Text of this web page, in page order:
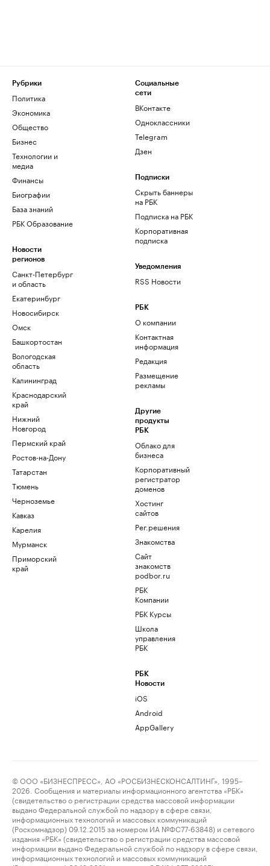
Рубрики
Политика
Экономика
Общество
Бизнес
Технологии и
медиа
Финансы
Биографии
База знаний
РБК Образование
Новости
регионов
Санкт-Петербург
и область
Екатеринбург
Новосибирск
Омск
Башкортостан
Вологодская
область
Калининград
Краснодарский
край
Нижний
Новгород
Пермский край
Ростов-на-Дону
Татарстан
Тюмень
Черноземье
Кавказ
Карелия
Мурманск
Приморский
край
Социальные
сети
ВКонтакте
Одноклассники
Telegram
Дзен
Подписки
Скрыть баннеры
на РБК
Подписка на РБК
Корпоративная
подписка
Уведомления
RSS Новости
РБК
О компании
Контактная
информация
Редакция
Размещение
рекламы
Другие
продукты
РБК
Облако для
бизнеса
Корпоративный
регистратор
доменов
Хостинг
сайтов
Рег.решения
Знакомства
Сайт
знакомств
podbor.ru
РБК
Компании
РБК Курсы
Школа
управления
РБК
РБК
Новости
iOS
Android
AppGallery
© ООО «БИЗНЕСПРЕСС», АО «РОСБИЗНЕСКОНСАЛТИНГ», 1995–
2026. Сообщения и материалы информационного агентства «РБК»
(свидетельство о регистрации средства массовой информации
выдано Федеральной службой по надзору в сфере связи,
информационных технологий и массовых коммуникаций
(Роскомнадзор) 09.12.2015 за номером ИА №ФС77-63848) и сетевого
издания «РБК» (свидетельство о регистрации средства массовой
информации выдано Федеральной службой по надзору в сфере связи,
информационных технологий и массовых коммуникаций